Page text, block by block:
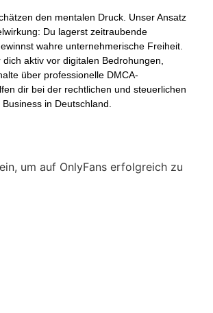
den mentalen Druck. Unser Ansatz
Du lagerst zeitraubende
wahre unternehmerische Freiheit.
aktiv vor digitalen Bedrohungen,
über professionelle DMCA-
dir bei der rechtlichen und steuerlichen
in Deutschland.
um auf OnlyFans erfolgreich zu